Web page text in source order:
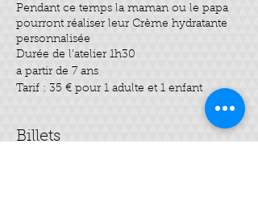
Pendant ce temps la maman ou le papa
pourront réaliser leur Crème hydratante
personnalisée
Durée de l’atelier 1h30
a partir de 7 ans
Tarif : 35 € pour 1 adulte et 1 enfant
Billets